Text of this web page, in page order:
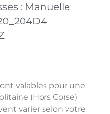
: Manuelle
valables pour une
(Hors Corse)
varier selon votre